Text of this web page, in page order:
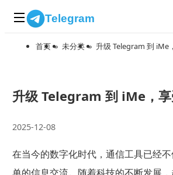
Telegram
应用下载
Telegram Mac版
首页 » 未分类 » 升级 Telegram 到 iMe
升级 Telegram 到 iMe，
2025-12-08
在当今的数字化时代，通信工具已经